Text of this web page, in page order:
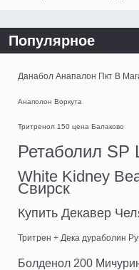
Популярное
Данабол Анапалон Пкт В
Анаполон Воркута
Тритренол 150 цена Балаково
Ретаболил SP
White Kidney
Свирск
Купить Декавер
Тритрен + Дека дураболин
Болденол 200